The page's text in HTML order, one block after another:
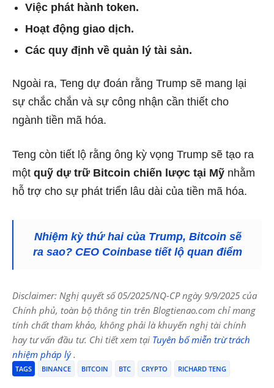
Việc phát hành token.
Hoạt động giao dịch.
Các quy định về quản lý tài sản.
Ngoài ra, Teng dự đoán rằng Trump sẽ mang lại
sự chắc chắn và sự công nhận cần thiết cho
ngành tiền mã hóa.
Teng còn tiết lộ rằng ông kỳ vọng Trump sẽ tạo ra
một quỹ dự trữ Bitcoin chiến lược tại Mỹ nhằm
hỗ trợ cho sự phát triển lâu dài của tiền mã hóa.
Nhiệm kỳ thứ hai của Trump, Bitcoin sẽ
ra sao? CEO Coinbase tiết lộ quan điểm
Disclaimer: Nghị quyết số 05/2025/NQ-CP ngày 9/9/2025 của
Chính phủ, toàn bộ thông tin trên Blogtienao.com chỉ mang
tính chất tham khảo, không phải là khuyến nghị tài chính
hay tư vấn đầu tư. Chi tiết xem tại Tuyên bố miễn trừ trách
nhiệm pháp lý.
TAGS BINANCE BITCOIN BTC CRYPTO RICHARD TENG